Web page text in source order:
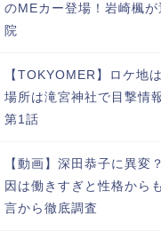
のMEカー登場！岩崎楓が
院
【TOKYOMER】ロケ地
場所は滝宮神社で目撃情
第1話
【動画】深田恭子に異変
因は働きすぎと性格から
言から徹底調査